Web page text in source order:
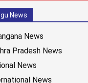
News
News
Pradesh News
News
News